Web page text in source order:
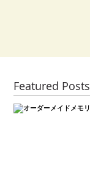
Featured Posts